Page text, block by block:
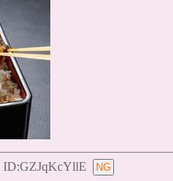
ID:GZJqKcYllE